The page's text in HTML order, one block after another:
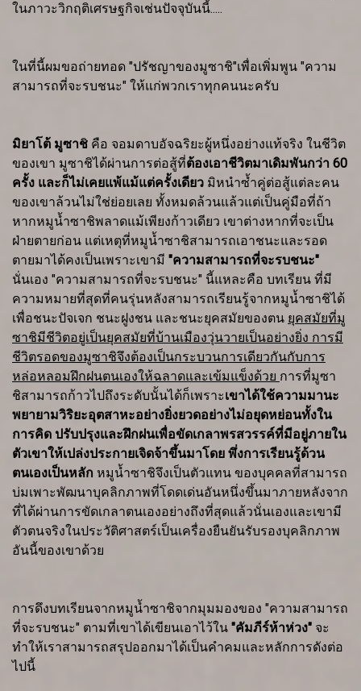
ในภาวะวิกฤติเศรษฐกิจเช่นปัจจุบันนี้.....
ในที่นี้ผมขอถ่ายทอด "ปรัชญาของมูซาชิ"เพื่อเพิ่มพูน "ความ
สามารถที่จะรบชนะ" ให้แก่พวกเราทุกคนนะครับ
มิยาโต้ มูซาช ิ คือ จอมดาบอัจฉริยะผู้หนึ่งอย่างแท้จริง ในชีวิต
ของเขา มูซาชิได้ผ่านการต่อสู้ที่ต้องเอาชีวิตมาเดิมพันกว่า 60
ครั้ง และก็ไม่เคยแพ้แม้แต่ครั้งเดียว มิหนำซ้ำคู่ต่อสู้แต่ละคน
ของเขาล้วนไม่ใช่ย่อยเลย ทั้งหมดล้วนแล้วแต่เป็นคู่มือที่ถ้า
หากหมูน้ำซาชิพลาดแม้เพียงก้าวเดียว เขาต่างหากที่จะเป็น
ฝ่ายตายก่อน แต่เหตุที่หมูน้ำซาชิสามารถเอาชนะและรอด
ตายมาได้คงเป็นเพราะเขามี "ความสามารถที่จะรบชนะ"
นั่นเอง "ความสามารถที่จะรบชนะ" นี้แหละคือ บทเรียน ที่มี
ความหมายที่สุดที่คนรุ่นหลังสามารถเรียนรู้จากหมูน้ำซาชิได้
เพื่อชนะปัจเจก ชนะฝูงชน และชนะยุคสมัยของตน ยุคสมัยที่มู
ซาชิมีชีวิตอยู่เป็นยุคสมัยที่บ้านเมืองวุ่นวายเป็นอย่างยิ่ง การมี
ชีวิตรอดของมูซาชิจึงต้องเป็นกระบวนการเดียวกันกับการ
หล่อหลอมฝึกฝนตนเองให้ฉลาดและเข้มแข็งด้วย การที่มูซา
ชิสามารถก้าวไปถึงระดับนั้นได้ก็เพราะเขาได้ใช้ความมานะ
พยายามวิริยะอุตสาหะอย่างยิ่งยวดอย่างไม่อยุดหย่อนทั้งใน
การคิด ปรับปรุงและฝึกฝนเพื่อขัดเกลาพรสวรรค์ที่มีอยู่ภายใน
ตัวเขาให้เปล่งประกายเจิดจ้าขึ้นมาโดย พึ่งการเรียนรู้ด้วน
ตนเองเป็นหลัก หมูน้ำซาชิจึงเป็นตัวแทน ของบุคคลที่สามารถ
บ่มเพาะพัฒนาบุคลิกภาพที่โดดเด่นอันหนึ่งขึ้นมาภายหลังจาก
ที่ได้ผ่านการขัดเกลาตนเองอย่างถึงที่สุดแล้วนั่นเองและเขามี
ตัวตนจริงในประวัติศาสตร์เป็นเครื่องยืนยันรับรองบุคลิกภาพ
อันนี้ของเขาด้วย
การดึงบทเรียนจากหมูน้ำซาชิจากมุมมองของ "ความสามารถ
ที่จะรบชนะ" ตามที่เขาได้เขียนเอาไว้ใน "คัมภีร์ห้าห่วง" จะ
ทำให้เราสามารถสรุปออกมาได้เป็นคำคมและหลักการดังต่อ
ไปนี้